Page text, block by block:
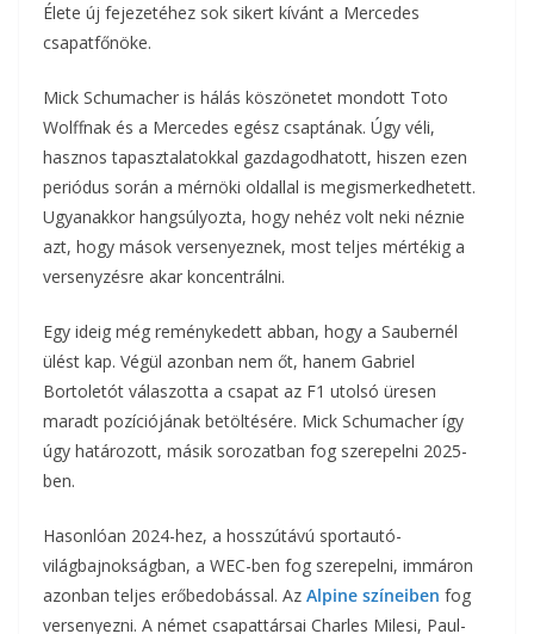
Élete új fejezetéhez sok sikert kívánt a Mercedes
csapatfőnöke.
Mick Schumacher is hálás köszönetet mondott Toto
Wolffnak és a Mercedes egész csaptának. Úgy véli,
hasznos tapasztalatokkal gazdagodhatott, hiszen ezen
periódus során a mérnöki oldallal is megismerkedhetett.
Ugyanakkor hangsúlyozta, hogy nehéz volt neki néznie
azt, hogy mások versenyeznek, most teljes mértékig a
versenyzésre akar koncentrálni.
Egy ideig még reménykedett abban, hogy a Saubernél
ülést kap. Végül azonban nem őt, hanem Gabriel
Bortoletót válaszotta a csapat az F1 utolsó üresen
maradt pozíciójának betöltésére. Mick Schumacher így
úgy határozott, másik sorozatban fog szerepelni 2025-
ben.
Hasonlóan 2024-hez, a hosszútávú sportautó-
világbajnokságban, a WEC-ben fog szerepelni, immáron
azonban teljes erőbedobással. Az Alpine színeiben fog
versenyezni. A német csapattársai Charles Milesi, Paul-